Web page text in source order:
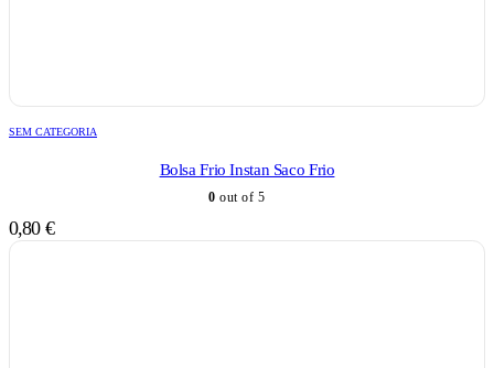
SEM CATEGORIA
Bolsa Frio Instan Saco Frio
0 out of 5
0,80 €